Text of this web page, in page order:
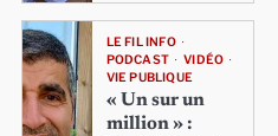
LE FIL INFO
PODCAST
VIDÉO
VIE PUBLIQUE
« Un sur un
million » :